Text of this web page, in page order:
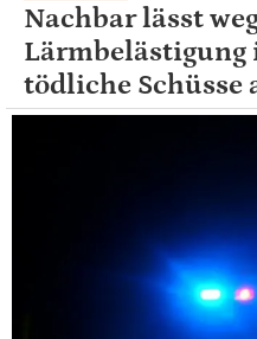
Nachbar lässt
Lärmbelästigung
tödliche Schüsse